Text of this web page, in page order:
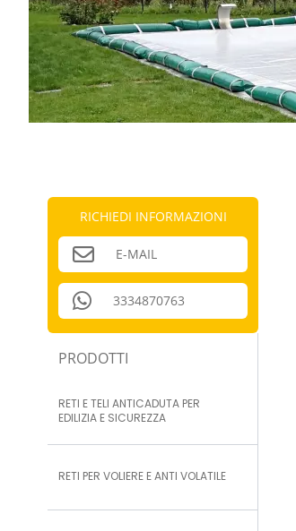
RICHIEDI INFORMAZIONI
E-MAIL
3334870763
PRODOTTI
RETI E TELI ANTICADUTA PER
EDILIZIA E SICUREZZA
RETI PER VOLIERE E ANTI VOLATILE